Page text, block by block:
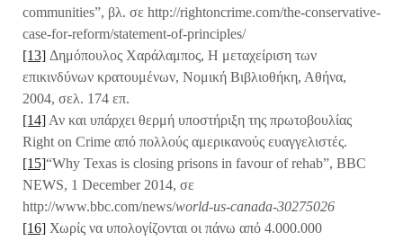
communities”, βλ. σε http://rightoncrime.com/the-conservative-
case-for-reform/statement-of-principles/
[13] Δημόπουλος Χαράλαμπος, Η μεταχείριση των
επικινδύνων κρατουμένων, Νομική Βιβλιοθήκη, Αθήνα,
2004, σελ. 174 επ.
[14] Αν και υπάρχει θερμή υποστήριξη της πρωτοβουλίας
Right on Crime από πολλούς αμερικανούς ευαγγελιστές.
[15]“Why Texas is closing prisons in favour of rehab”, BBC
NEWS, 1 December 2014, σε
http://www.bbc.com/news/world-us-canada-30275026
[16] Χωρίς να υπολογίζονται οι πάνω από 4.000.000